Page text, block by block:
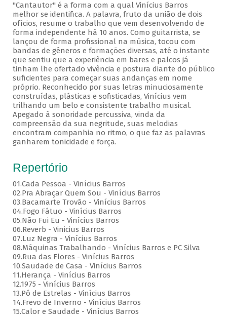
"Cantautor" é a forma com a qual Vinícius Barros
melhor se identifica. A palavra, fruto da união de dois
ofícios, resume o trabalho que vem desenvolvendo de
forma independente há 10 anos. Como guitarrista, se
lançou de forma profissional na música, tocou com
bandas de gêneros e formações diversas, até o instante
que sentiu que a experiência em bares e palcos já
tinham lhe ofertado vivência e postura diante do público
suficientes para começar suas andanças em nome
próprio. Reconhecido por suas letras minuciosamente
construídas, plásticas e sofisticadas, Vinícius vem
trilhando um belo e consistente trabalho musical.
Apegado à sonoridade percussiva, vinda da
compreensão da sua negritude, suas melodias
encontram companhia no ritmo, o que faz as palavras
ganharem tonicidade e força.
Repertório
01.Cada Pessoa - Vinícius Barros
02.Pra Abraçar Quem Sou - Vinícius Barros
03.Bacamarte Trovão - Vinícius Barros
04.Fogo Fátuo - Vinícius Barros
05.Não Fui Eu - Vinícius Barros
06.Reverb - Vinicius Barros
07.Luz Negra - Vinícius Barros
08.Máquinas Trabalhando - Vinícius Barros e PC Silva
09.Rua das Flores - Vinícius Barros
10.Saudade de Casa - Vinícius Barros
11.Herança - Vinícius Barros
12.1975 - Vinícius Barros
13.Pó de Estrelas - Vinícius Barros
14.Frevo de Inverno - Vinícius Barros
15.Calor e Saudade - Vinícius Barros